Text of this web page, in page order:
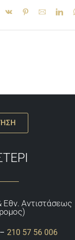
Εθν. Αντιστάσεως
–210 57 56 006